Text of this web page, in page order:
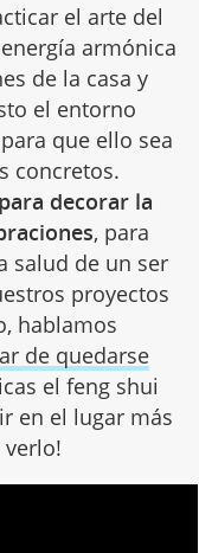
el arte del
armónica
de la casa y
el entorno
que ello sea
concretos.
decorar la
, para
salud de un ser
proyectos
hablamos
de quedarse
el feng shui
en el lugar más
verlo!